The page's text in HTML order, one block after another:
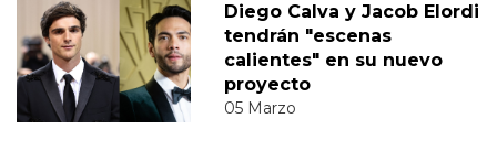
Diego Calva y Jacob Elordi
tendrán "escenas
calientes" en su nuevo
proyecto
05 Marzo